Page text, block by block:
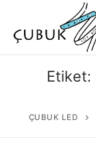
Etiket:
ÇUBUK LED